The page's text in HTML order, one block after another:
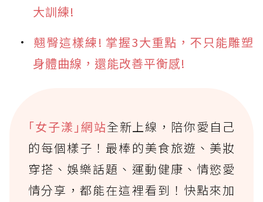
大訓練!
翹臀這樣練! 掌握3大重點，不只能雕塑
身體曲線，還能改善平衡感!
｢女子漾｣網站全新上線，陪你愛自己
的每個樣子！最棒的美食旅遊、美妝
穿搭、娛樂話題、運動健康、情慾愛
情分享，都能在這裡看到！快點來加